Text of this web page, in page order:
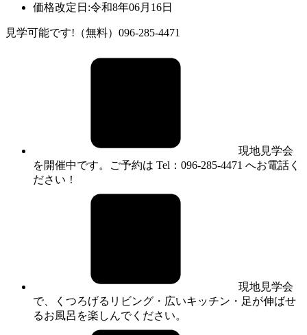
価格改定日:令和8年06月16日
見学可能です!（無料）096-285-4471
現地見学会
を開催中です。ご予約は Tel：096-285-4471 へお電話く
ださい！
現地見学会
で、くつろげるリビング・広いキッチン・足が伸ばせ
るお風呂を楽しんでください。